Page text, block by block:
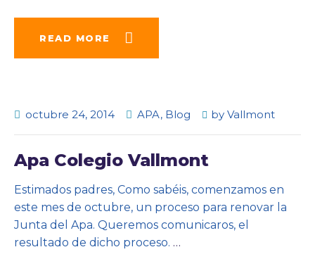
READ MORE
octubre 24, 2014 APA, Blog by Vallmont
Apa Colegio Vallmont
Estimados padres, Como sabéis, comenzamos en
este mes de octubre, un proceso para renovar la
Junta del Apa. Queremos comunicaros, el
resultado de dicho proceso. …